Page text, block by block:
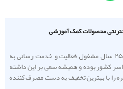
مجموعه ما با سابقه ای نزدیک به ۲۵ سال مشغول فعالیت و خدمت رسانی به
کشور بوده و همیشه سعی بر این داشته
را با بهترین تخفیف به دست مصرف کننده